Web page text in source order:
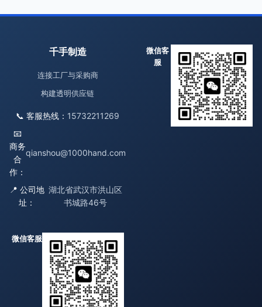
千手制造
连接工厂与采购商
构建透明供应链
📞 客服热线： 15732211269
📧
商务
合
作：
qianshou@1000hand.com
📍 公司地
址：
湖北省武汉市洪山区
书城路46号
微信客
服
微信客服